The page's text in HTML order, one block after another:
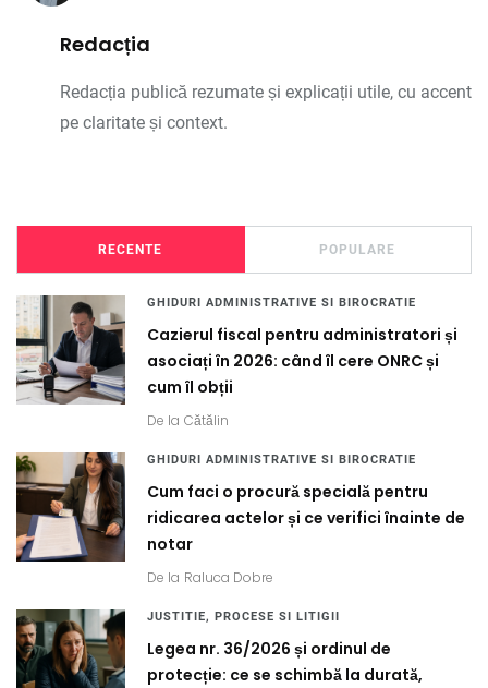
Redacția
Redacția publică rezumate și explicații utile, cu accent
pe claritate și context.
RECENTE POPULARE
GHIDURI ADMINISTRATIVE SI BIROCRATIE
Cazierul fiscal pentru administratori și
asociați în 2026: când îl cere ONRC și
cum îl obții
De la Cătălin
GHIDURI ADMINISTRATIVE SI BIROCRATIE
Cum faci o procură specială pentru
ridicarea actelor și ce verifici înainte de
notar
De la Raluca Dobre
JUSTITIE, PROCESE SI LITIGII
Legea nr. 36/2026 și ordinul de
protecție: ce se schimbă la durată,